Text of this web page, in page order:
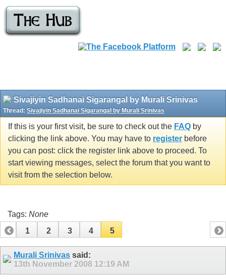
Sivajiyin Sadhanai Sigarangal by Murali Srinivas
Thread: Sivajiyin Sadhanai Sigarangal by Murali Srinivas
If this is your first visit, be sure to check out the FAQ by
clicking the link above. You may have to register before
you can post: click the register link above to proceed. To
start viewing messages, select the forum that you want to
visit from the selection below.
Tags: None
1
2 3 4 5
Murali Srinivas said:
13th November 2008 12:19 AM